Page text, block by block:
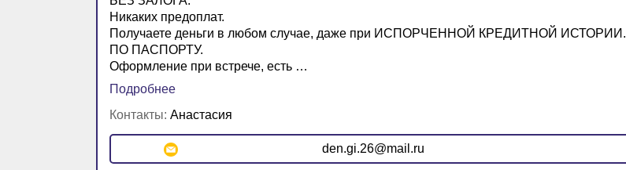
Никаких предоплат.
Получаете деньги в любом случае, даже при ИСПОРЧЕННОЙ КРЕДИТНОЙ ИСТОРИИ.
ПО ПАСПОРТУ.
Оформление при встрече, есть …
Подробнее
Контакты: Анастасия
den.gi.26@mail.ru